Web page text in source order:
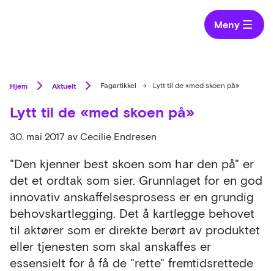
Meny
Hjem Aktuelt Fagartikkel → Lytt til de «med skoen på»
Lytt til de «med skoen på»
30. mai 2017 av Cecilie Endresen
"Den kjenner best skoen som har den på" er
det et ordtak som sier. Grunnlaget for en god
innovativ anskaffelsesprosess er en grundig
behovskartlegging. Det å kartlegge behovet
til aktører som er direkte berørt av produktet
eller tjenesten som skal anskaffes er
essensielt for å få de "rette" fremtidsrettede